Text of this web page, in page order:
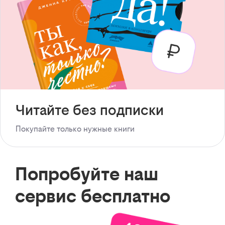
Читайте без подписки
Покупайте только нужные книги
Попробуйте наш
сервис бесплатно